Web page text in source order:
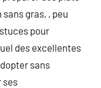
gras, , peu
pour
des excellentes
sans
ses